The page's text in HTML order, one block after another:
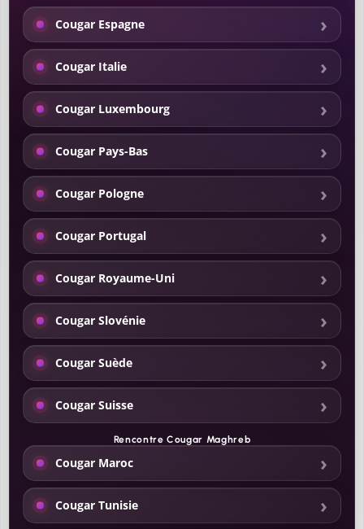
Cougar Espagne
Cougar Italie
Cougar Luxembourg
Cougar Pays-Bas
Cougar Pologne
Cougar Portugal
Cougar Royaume-Uni
Cougar Slovénie
Cougar Suède
Cougar Suisse
Rencontre Cougar Maghreb
Cougar Maroc
Cougar Tunisie